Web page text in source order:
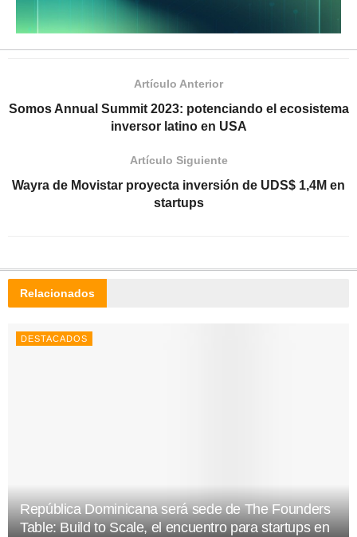
Artículo Anterior
Somos Annual Summit 2023: potenciando el ecosistema
inversor latino en USA
Artículo Siguiente
Wayra de Movistar proyecta inversión de UDS$ 1,4M en
startups
Relacionados
DESTACADOS
República Dominicana será sede de The Founders
Table: Build to Scale, el encuentro para startups en